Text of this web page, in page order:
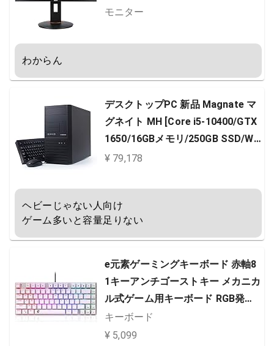
D HDMI DisplayPort
モニター
わからん
デスクトップPC 新品 Magnate マ
グネイト MH [Core i5-10400/GTX
1650/16GBメモリ/250GB SSD/Win
dows 10 Home]9352-3555
¥ 79,178
ヘビーじゃない人向け
ゲーム多いと容量足りない
e元素ゲーミングキーボード 赤軸8
1キーアンチゴーストキー メカニカ
ル式ゲーム用キーボード RGB発光L
EDバックライト付き USB有線高速
反応 防水ゲーム用パソコンキーボ
キーボード
¥ 5,099